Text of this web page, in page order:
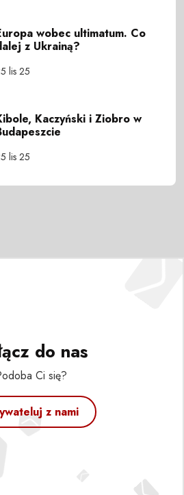
wobec ultimatum. Co
z Ukrainą?
lis 25
Kaczyński i Ziobro w
lis 25
do nas
Ci się?
z nami